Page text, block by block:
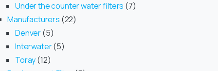
Under the counter water filters 7
Manufacturers 22
Denver 5
Interwater 5
Toray 12